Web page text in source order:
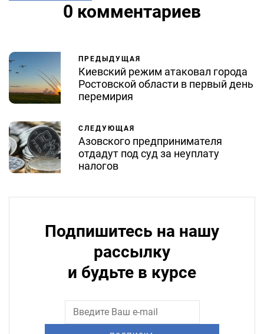
0 комментариев
ПРЕДЫДУЩАЯ
Киевский режим атаковал города
Ростовской области в первый день
перемирия
СЛЕДУЮЩАЯ
Азовского предпринимателя
отдадут под суд за неуплату
налогов
Подпишитесь на нашу
рассылку
и будьте в курсе